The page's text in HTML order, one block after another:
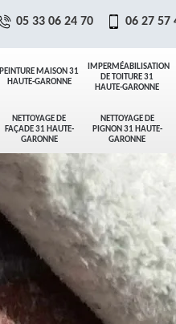
PEINTURE MAISON 31
HAUTE-GARONNE
IMPERMÉABILISATION
DE TOITURE 31
HAUTE-GARONNE
NETTOYAGE DE
FAÇADE 31 HAUTE-
GARONNE
NETTOYAGE DE
PIGNON 31 HAUTE-
GARONNE
05 33 06 24 70 06 27 57